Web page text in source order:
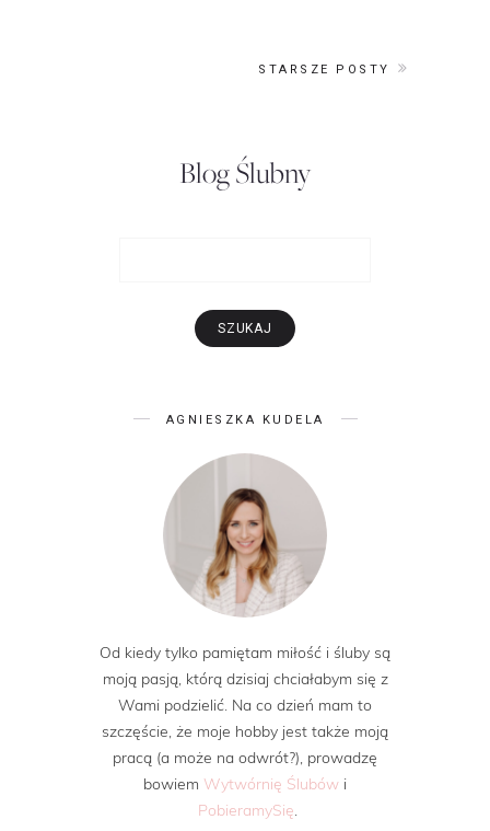
STARSZE POSTY
Blog Ślubny
AGNIESZKA KUDELA
Od kiedy tylko pamiętam miłość i śluby są
moją pasją, którą dzisiaj chciałabym się z
Wami podzielić. Na co dzień mam to
szczęście, że moje hobby jest także moją
pracą (a może na odwrót?), prowadzę
bowiem Wytwórnię Ślubów i
PobieramySię